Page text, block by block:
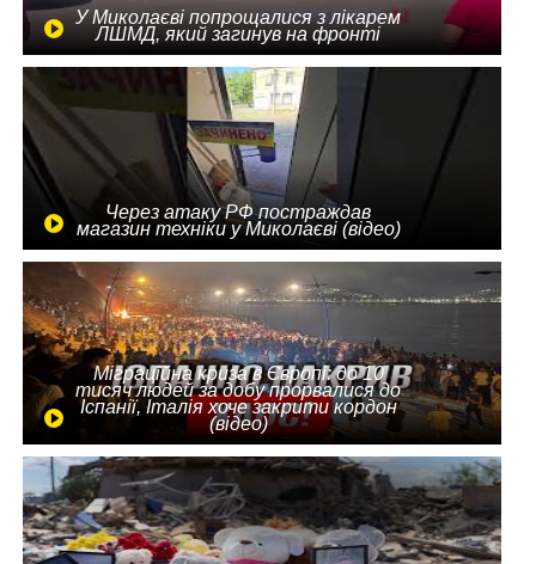
У Миколаєві попрощалися з лікарем
ЛШМД, який загинув на фронті
Через атаку РФ постраждав
магазин техніки у Миколаєві (відео)
Міграційна криза в Європі: до 10
тисяч людей за добу прорвалися до
Іспанії, Італія хоче закрити кордон
(відео)